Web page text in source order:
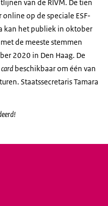
van de RIVM. De tien
op de speciale ESF-
kan het publiek in oktober
de meeste stemmen
2020 in Den Haag. De
beschikbaar om één van
Staatssecretaris Tamara